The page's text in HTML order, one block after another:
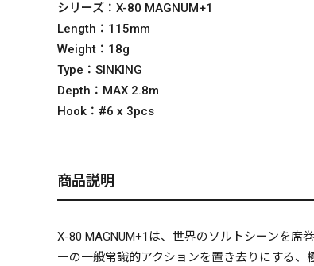
シリーズ： X-80 MAGNUM+1
Length： 115mm
Weight： 18g
Type： SINKING
Depth： MAX 2.8m
Hook： #6 x 3pcs
商品説明
X-80 MAGNUM+1は、世界のソルトシーンを席
ーの一般常識的アクションを置き去りにする、